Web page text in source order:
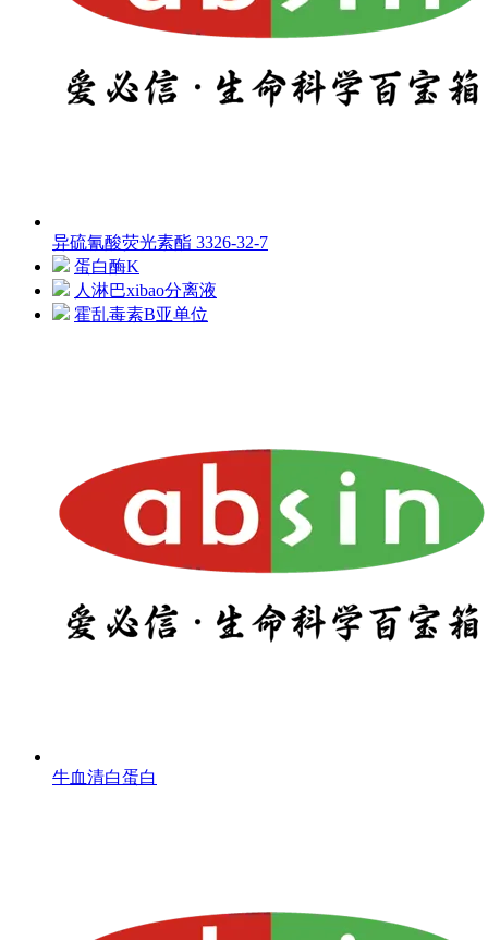
异硫氰酸荧光素酯 3326-32-7
蛋白酶K
人淋巴xibao分离液
霍乱毒素B亚单位
牛血清白蛋白